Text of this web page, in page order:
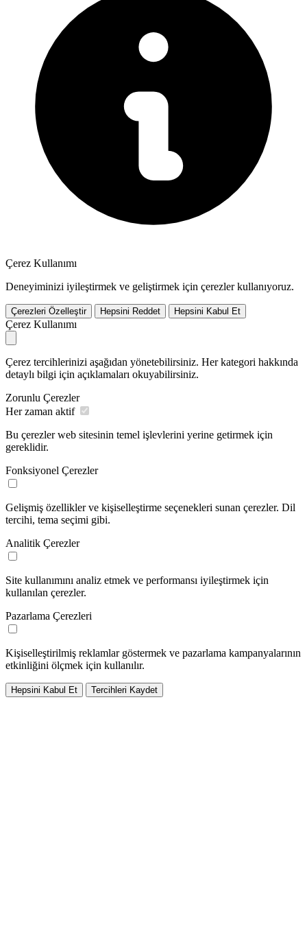
Çerez Kullanımı
Deneyiminizi iyileştirmek ve geliştirmek için çerezler kullanıyoruz.
Çerezleri Özelleştir Hepsini Reddet Hepsini Kabul Et
Çerez Kullanımı
Çerez tercihlerinizi aşağıdan yönetebilirsiniz. Her kategori hakkında
detaylı bilgi için açıklamaları okuyabilirsiniz.
Zorunlu Çerezler
Her zaman aktif
Bu çerezler web sitesinin temel işlevlerini yerine getirmek için
gereklidir.
Fonksiyonel Çerezler
Gelişmiş özellikler ve kişiselleştirme seçenekleri sunan çerezler. Dil
tercihi, tema seçimi gibi.
Analitik Çerezler
Site kullanımını analiz etmek ve performansı iyileştirmek için
kullanılan çerezler.
Pazarlama Çerezleri
Kişiselleştirilmiş reklamlar göstermek ve pazarlama kampanyalarının
etkinliğini ölçmek için kullanılır.
Hepsini Kabul Et Tercihleri Kaydet